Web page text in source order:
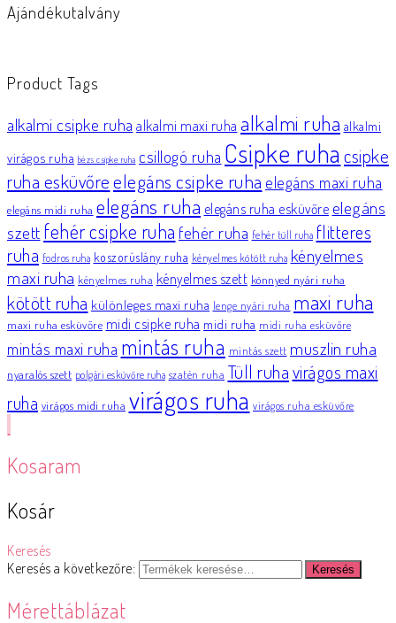
Ajándékutalvány
Product Tags
alkalmi csipke ruha alkalmi maxi ruha alkalmi ruha alkalmi
virágos ruha bézs csipke ruha csillogó ruha Csipke ruhacsipke
ruha esküvőreelegáns csipke ruha elegáns maxi ruha
elegáns midi ruha elegáns ruha elegáns ruha esküvőre elegáns
szett fehér csipke ruha fehér ruha fehér tüll ruha flitteres
ruha fodros ruha koszorúslány ruha kényelmes kötött ruha kényelmes
maxi ruha kényelmes ruha kényelmes szett könnyed nyári ruha
kötött ruha különleges maxi ruha lenge nyári ruha maxi ruha
maxi ruha esküvőre midi csipke ruha midi ruha midi ruha esküvőre
mintás maxi ruha mintás ruha mintás szett muszlin ruha
nyaralós szett polgári esküvőre ruha szatén ruha Tüll ruhavirágos maxi
ruha virágos midi ruha virágos ruha virágos ruha esküvőre
Kosaram
Kosár
Keresés
Keresés a következőre:
Keresés
Mérettáblázat